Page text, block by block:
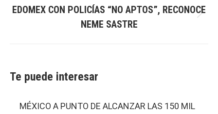
post:
EDOMEX CON POLICÍAS “NO APTOS”, RECONOCE
NEME SASTRE
Te puede interesar
MÉXICO A PUNTO DE ALCANZAR LAS 150 MIL